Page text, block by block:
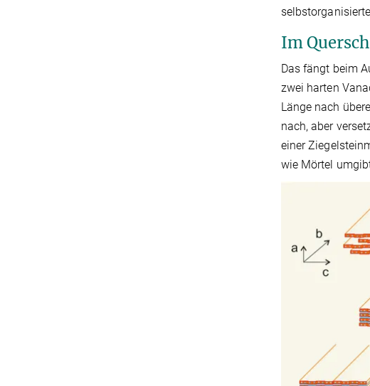
Im
Das fängt beim
zwei harten
Länge nach
nach, aber
einer
wie Mörtel